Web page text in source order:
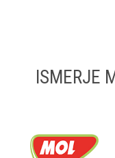
ISMERJE